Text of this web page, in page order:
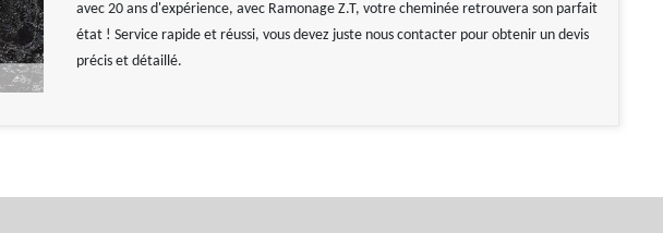
avec 20 ans d'expérience, avec Ramonage Z.T, votre cheminée retrouvera son parfait
état ! Service rapide et réussi, vous devez juste nous contacter pour obtenir un devis
précis et détaillé.